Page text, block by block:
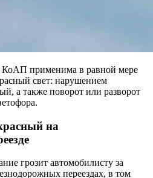
КоАП применима в равной мере
свет: нарушением
а также поворот или разворот
на
грозит автомобилисту за
переездах, в том